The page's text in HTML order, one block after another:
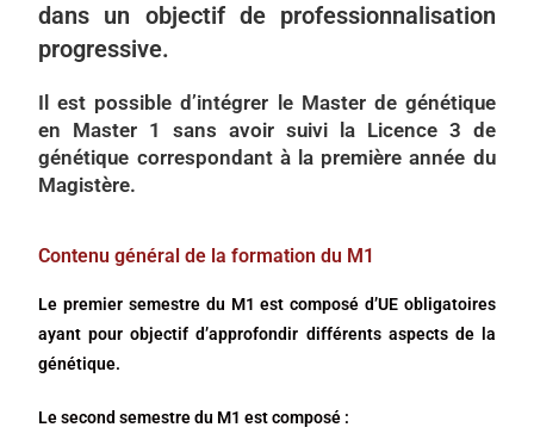
dans un objectif de professionnalisation
progressive.
Il est possible d’intégrer le Master de génétique
en Master 1 sans avoir suivi la Licence 3 de
génétique correspondant à la première année du
Magistère.
Contenu général de la formation du M1
Le premier semestre du M1 est composé d’UE obligatoires
ayant pour objectif d’approfondir différents aspects de la
génétique.
Le second semestre du M1 est composé :